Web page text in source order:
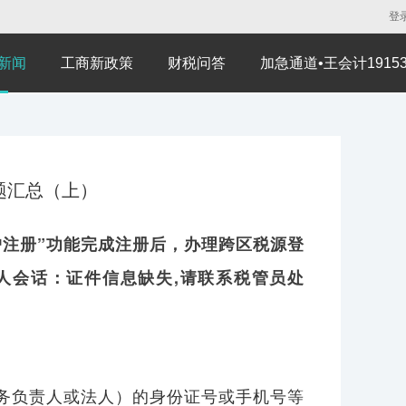
登
闻 工商新政策 财税问答 加急通道•王会计
总（上）
册”功能完成注册后，办理跨区税源登
会话：证件信息缺失,请联系税管员处
责人或法人）的身份证号或手机号等